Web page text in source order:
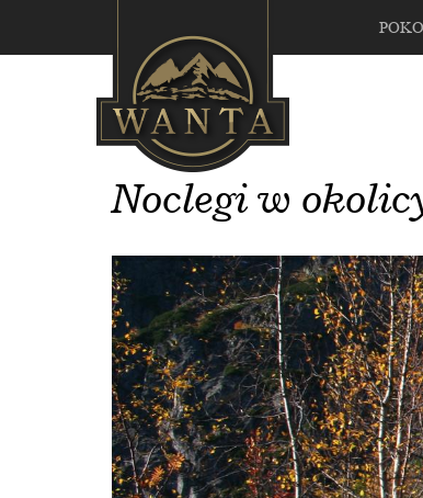
Noclegi w